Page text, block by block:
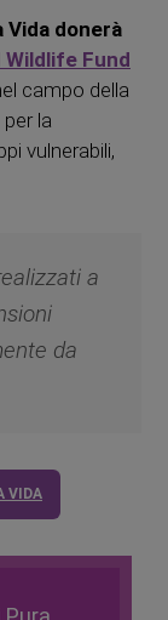
donerà
Wildlife Fund
campo della
la
vulnerabili,
a
da
VIDA